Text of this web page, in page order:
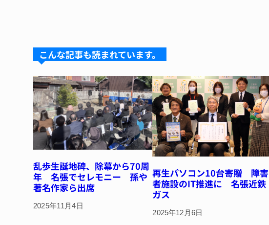
k
d
b
o
k
st
こんな記事も読まれています。
乱歩生誕地碑、除幕から70周
年 名張でセレモニー 孫や
著名作家ら出席
2025年11月4日
再生パソコン10台寄贈 障害
者施設のIT推進に 名張近鉄
ガス
2025年12月6日